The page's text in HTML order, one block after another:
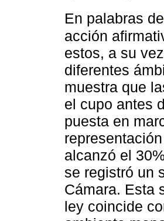
En palabras de
acción
estos, a su
diferentes
muestra que
el cupo antes
puesta en
alcanzó el
se registró un
Cámara. Esta
ley coincide